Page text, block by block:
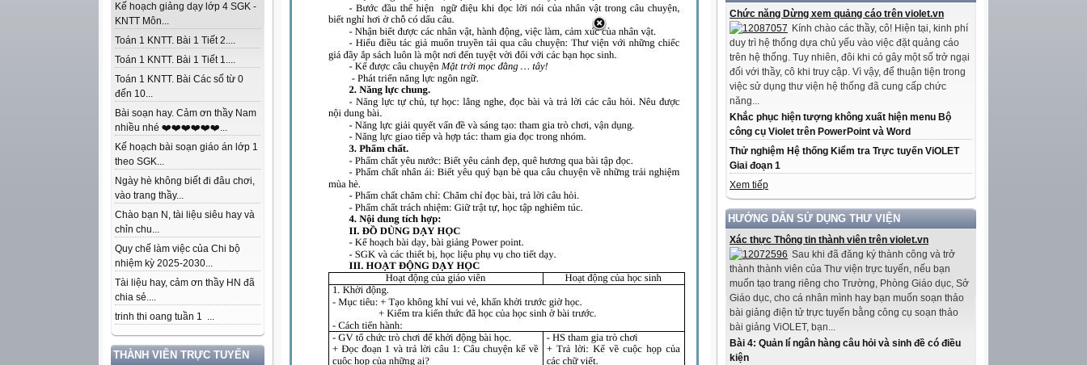
Kế hoạch giảng dạy lớp 4 SGK -
KNTT Môn...
Toán 1 KNTT. Bài 1 Tiết 2....
Toán 1 KNTT. Bài 1 Tiết 1....
Toán 1 KNTT. Bài Các số từ 0
đến 10...
Bài soạn hay. Cảm ơn thầy Nam
nhiều nhé ❤️❤️❤️❤️❤️❤️...
Kế hoạch bài soạn giáo án lớp 1
theo SGK...
Ngày hè không biết đi đâu chơi,
vào trang thầy...
Chào bạn N, tài liệu siêu hay và
chỉn chu...
Quy chế làm việc của Chi bộ
nhiệm kỳ 2025-2030...
Tài liệu hay, cảm ơn thầy HN đã
chia sẻ....
trinh thi oang tuần 1 ...
THÀNH VIÊN TRỰC TUYẾN
Chức năng Dừng xem quảng cáo trên violet.vn
Kính chào các thầy, cô! Hiện tại, kinh phí
duy trì hệ thống dựa chủ yếu vào việc đặt quảng cáo
trên hệ thống. Tuy nhiên, đôi khi có gây một số trở ngại
đối với thầy, cô khi truy cập. Vì vậy, để thuận tiện trong
việc sử dụng thư viện hệ thống đã cung cấp chức
năng...
Khắc phục hiện tượng không xuất hiện menu Bộ
công cụ Violet trên PowerPoint và Word
Thử nghiệm Hệ thống Kiểm tra Trực tuyến ViOLET
Giai đoạn 1
Xem tiếp
HƯỚNG DẪN SỬ DỤNG THƯ VIỆN
Xác thực Thông tin thành viên trên violet.vn
Sau khi đã đăng ký thành công và trở
thành thành viên của Thư viện trực tuyến, nếu bạn
muốn tạo trang riêng cho Trường, Phòng Giáo dục, Sở
Giáo dục, cho cá nhân mình hay bạn muốn soạn thảo
bài giảng điện tử trực tuyến bằng công cụ soạn thảo
bài giảng ViOLET, bạn...
Bài 4: Quản lí ngân hàng câu hỏi và sinh đề có điều
kiện